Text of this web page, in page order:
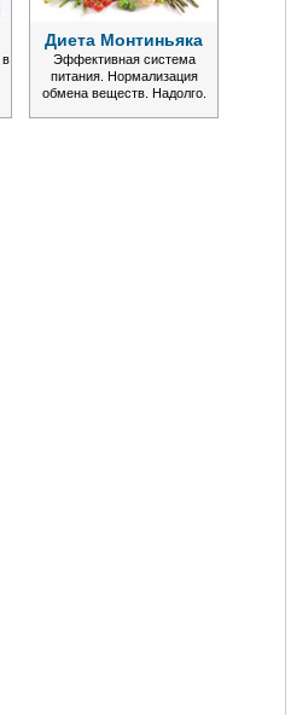
в
Диета Монтиньяка
Эффективная система
питания. Нормализация
обмена веществ. Надолго.